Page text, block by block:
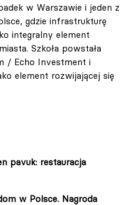
w Warszawie i jeden z
gdzie infrastrukturę
integralny element
Szkoła powstała
/ Echo Investment i
element rozwijającej się
pavuk: restauracja
w Polsce. Nagroda